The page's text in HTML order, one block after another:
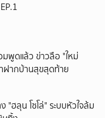
พูดแล้ว ข่าวลือ "ใหม่
ฝากบ้านสุขสุดท้าย
"ฮลุน โซโล่" ระบบหัวใจล้ม